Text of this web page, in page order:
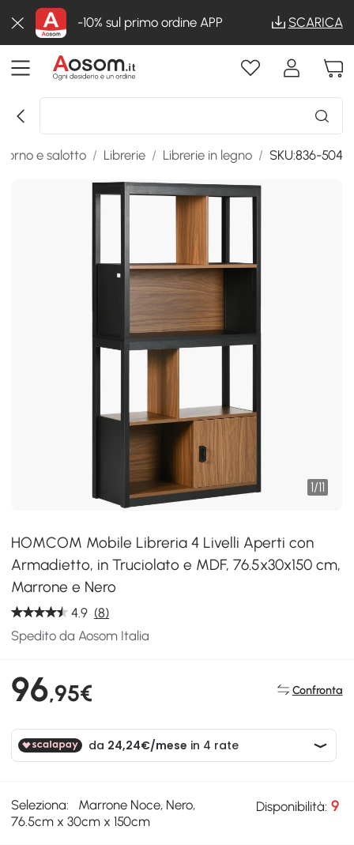
-10% sul primo ordine APP SCARICA
e salotto / Librerie / Librerie in legno / SKU:836-504
1/11
HOMCOM Mobile Libreria 4 Livelli Aperti con
Armadietto, in Truciolato e MDF, 76.5x30x150 cm,
Marrone e Nero
4.9 (8)
Spedito da Aosom Italia
96,95€ Confronta
Seleziona:
Marrone Noce, Nero,
76.5cm x 30cm x 150cm
Disponibilità: 9